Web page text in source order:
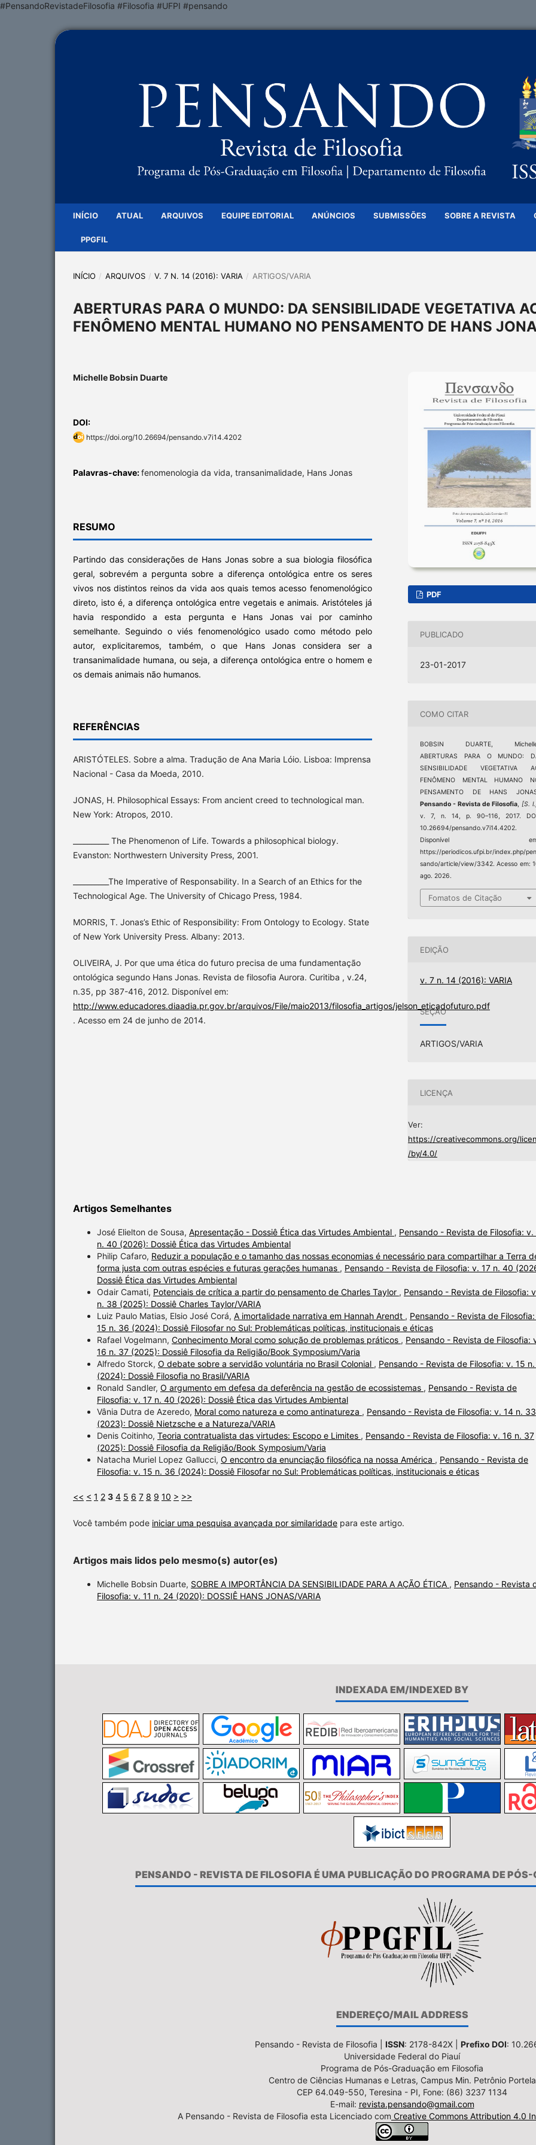
#PensandoRevistadeFilosofia #Filosofia #UFPI #pensando
INÍCIO ATUAL ARQUIVOS EQUIPE EDITORIAL ANÚNCIOS SUBMISSÕES SOBRE A REVISTA
PPGFIL
INÍCIO / ARQUIVOS / V. 7 N. 14 (2016): VARIA / ARTIGOS/VARIA
ABERTURAS PARA O MUNDO: DA SENSIBILIDADE VEGETATIVA
FENÔMENO MENTAL HUMANO NO PENSAMENTO DE HANS
Michelle Bobsin Duarte
DOI:
https://doi.org/10.26694/pensando.v7i14.4202
Palavras-chave:fenomenologia da vida, transanimalidade, Hans Jonas
RESUMO
Partindo das considerações de Hans Jonas sobre a sua biologia filosófica
geral, sobrevém a pergunta sobre a diferença ontológica entre os seres
vivos nos distintos reinos da vida aos quais temos acesso fenomenológico
direto, isto é, a diferença ontológica entre vegetais e animais. Aristóteles já
havia respondido a esta pergunta e Hans Jonas vai por caminho
semelhante. Seguindo o viés fenomenológico usado como método pelo
autor, explicitaremos, também, o que Hans Jonas considera ser a
transanimalidade humana, ou seja, a diferença ontológica entre o homem e
os demais animais não humanos.
REFERÊNCIAS
ARISTÓTELES. Sobre a alma. Tradução de Ana Maria Lóio. Lisboa: Imprensa
Nacional - Casa da Moeda, 2010.
JONAS, H. Philosophical Essays: From ancient creed to technological man.
New York: Atropos, 2010.
__________ The Phenomenon of Life. Towards a philosophical biology.
Evanston: Northwestern University Press, 2001.
__________The Imperative of Responsability. In a Search of an Ethics for the
Technological Age. The University of Chicago Press, 1984.
MORRIS, T. Jonas’s Ethic of Responsibility: From Ontology to Ecology. State
of New York University Press. Albany: 2013.
OLIVEIRA, J. Por que uma ética do futuro precisa de uma fundamentação
ontológica segundo Hans Jonas. Revista de filosofia Aurora. Curitiba , v.24,
n.35, pp 387-416, 2012. Disponível em:
http://www.educadores.diaadia.pr.gov.br/arquivos/File/maio2013/filosofia_artigos/jelson_eticadofuturo.pdf
. Acesso em 24 de junho de 2014.
PDF
PUBLICADO
23-01-2017
COMO CITAR
BOBSIN DUARTE,
ABERTURAS PARA O MUNDO:
SENSIBILIDADE VEGETATIVA
FENÔMENO MENTAL HUMANO
PENSAMENTO DE HANS
Pensando - Revista de Filosofia, [S.
v. 7, n. 14, p. 90–116, 2017.
10.26694/pensando.v7i14.4202.
Disponível
https://periodicos.ufpi.br/index.php/pen
sando/article/view/3342. Acesso em:
ago. 2026.
Fomatos de Citação
EDIÇÃO
v. 7 n. 14 (2016): VARIA
SEÇÃO
ARTIGOS/VARIA
LICENÇA
Ver:
https://creativecommons.org/
/by/4.0/
Artigos Semelhantes
José Elielton de Sousa, Apresentação - Dossiê Ética das Virtudes Ambiental , Pensando - Revista de Filosofia: v.
n. 40 (2026): Dossiê Ética das Virtudes Ambiental
Philip Cafaro, Reduzir a população e o tamanho das nossas economias é necessário para compartilhar a Terra
forma justa com outras espécies e futuras gerações humanas , Pensando - Revista de Filosofia: v. 17 n. 40
Dossiê Ética das Virtudes Ambiental
Odair Camati, Potenciais de crítica a partir do pensamento de Charles Taylor , Pensando - Revista de Filosofia:
n. 38 (2025): Dossiê Charles Taylor/VARIA
Luiz Paulo Matias, Elsio José Corá, A imortalidade narrativa em Hannah Arendt , Pensando - Revista de
15 n. 36 (2024): Dossiê Filosofar no Sul: Problemáticas políticas, institucionais e éticas
Rafael Vogelmann, Conhecimento Moral como solução de problemas práticos , Pensando - Revista de Filosofia:
16 n. 37 (2025): Dossiê Filosofia da Religião/Book Symposium/Varia
Alfredo Storck, O debate sobre a servidão voluntária no Brasil Colonial , Pensando - Revista de Filosofia: v. 15
(2024): Dossiê Filosofia no Brasil/VARIA
Ronald Sandler, O argumento em defesa da deferência na gestão de ecossistemas , Pensando - Revista de
Filosofia: v. 17 n. 40 (2026): Dossiê Ética das Virtudes Ambiental
Vânia Dutra de Azeredo, Moral como natureza e como antinatureza , Pensando - Revista de Filosofia: v. 14 n. 33
(2023): Dossiê Nietzsche e a Natureza/VARIA
Denis Coitinho, Teoria contratualista das virtudes: Escopo e Limites , Pensando - Revista de Filosofia: v. 16 n. 37
(2025): Dossiê Filosofia da Religião/Book Symposium/Varia
Natacha Muriel Lopez Gallucci, O encontro da enunciação filosófica na nossa América , Pensando - Revista de
Filosofia: v. 15 n. 36 (2024): Dossiê Filosofar no Sul: Problemáticas políticas, institucionais e éticas
<< < 1 2 3 4 5 6 7 8 9 10 > >>
Você também pode iniciar uma pesquisa avançada por similaridade para este artigo.
Artigos mais lidos pelo mesmo(s) autor(es)
Michelle Bobsin Duarte, SOBRE A IMPORTÂNCIA DA SENSIBILIDADE PARA A AÇÃO ÉTICA , Pensando - Revista
Filosofia: v. 11 n. 24 (2020): DOSSIÊ HANS JONAS/VARIA
INDEXADA EM/INDEXED BY
PENSANDO - REVISTA DE FILOSOFIA É UMA PUBLICAÇÃO DO PROGRAMA DE
ENDEREÇO/MAIL ADDRESS
Pensando - Revista de Filosofia | ISSN: 2178-842X | Prefixo DOI:
Universidade Federal do Piauí
Programa de Pós-Graduação em Filosofia
Centro de Ciências Humanas e Letras, Campus Min. Petrônio Portela
CEP 64.049-550, Teresina - PI, Fone: (86) 3237 1134
E-mail: revista.pensando@gmail.com
A Pensando - Revista de Filosofia esta Licenciado com Creative Commons Attribution 4.0